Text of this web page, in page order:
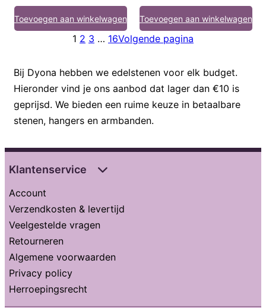
Toevoegen aan winkelwagen Toevoegen aan winkelwagen
1 2 3 … 16Volgende pagina
Bij Dyona hebben we edelstenen voor elk budget.
Hieronder vind je ons aanbod dat lager dan €10 is
geprijsd. We bieden een ruime keuze in betaalbare
stenen, hangers en armbanden.
Klantenservice
Account
Verzendkosten & levertijd
Veelgestelde vragen
Retourneren
Algemene voorwaarden
Privacy policy
Herroepingsrecht